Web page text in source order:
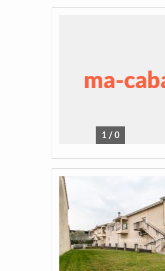
1 /0